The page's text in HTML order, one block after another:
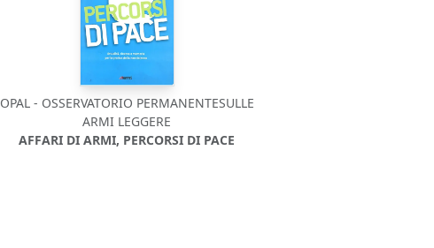
OPAL - OSSERVATORIO PERMANENTESULLE
ARMI LEGGERE
AFFARI DI ARMI, PERCORSI DI PACE